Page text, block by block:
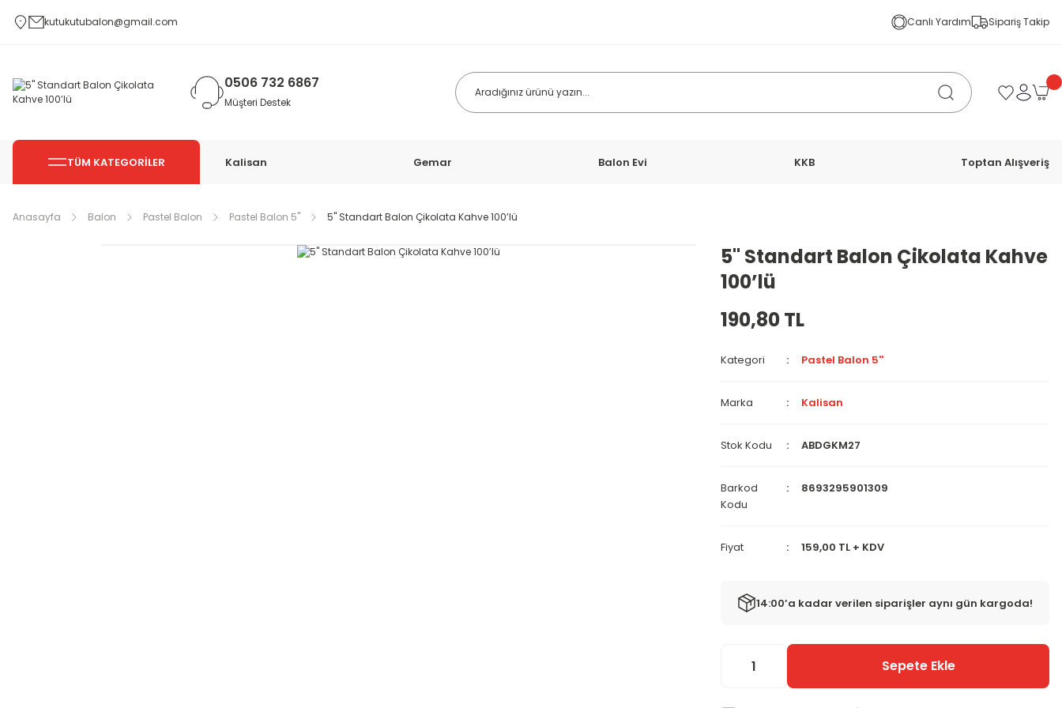
kutukutubalon@gmail.com Canlı Yardım Sipariş Takip
0506 732 6867
Müşteri Destek
TÜM KATEGORİLER Kalisan Gemar Balon Evi KKB Toptan Alışveriş
Anasayfa Balon Pastel Balon Pastel Balon 5'' 5'' Standart Balon Çikolata Kahve 100’lü
5'' Standart Balon Çikolata Kahve
100’lü
190,80 TL
Kategori Pastel Balon 5''
Marka Kalisan
Stok Kodu ABDGKM27
Barkod
Kodu
8693295901309
Fiyat 159,00 TL + KDV
14:00’a kadar verilen siparişler aynı gün kargoda!
Sepete Ekle